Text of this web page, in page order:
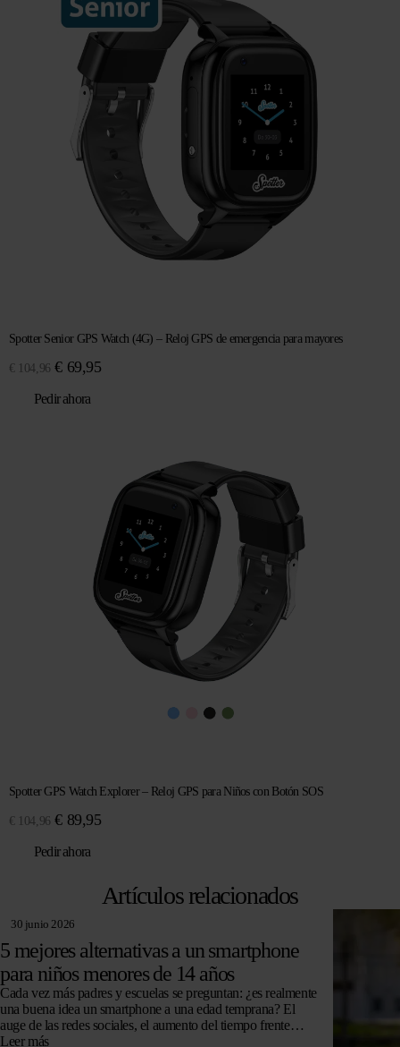
Spotter Senior GPS Watch (4G) – Reloj GPS de emergencia para mayores
€ 104,96 El
original
€ 69,95El
Pedir ahora
Spotter GPS Watch Explorer – Reloj GPS para Niños con Botón SOS
€ 104,96 El
original
€ 104,96.
€ 89,95El
€ 89,95.
Pedir ahora
Artículos relacionados
30 junio 2026
5 mejores alternativas a un smartphone
para niños menores de 14 años
Cada vez más padres y escuelas se preguntan: ¿es realmente
una buena idea un smartphone a una edad temprana? El
auge de las redes sociales, el aumento del tiempo frente…
Leer más